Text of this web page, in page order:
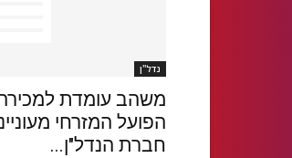
נדל''ן
משהב עומדת
הפועל המזרחי
חברת הנדל"ן...